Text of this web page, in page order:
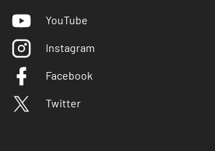
YouTube
Instagram
Facebook
Twitter